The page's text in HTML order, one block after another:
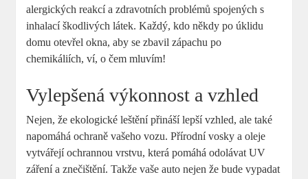
alergických reakcí a zdravotních problémů spojených s
inhalací škodlivých látek. Každý, kdo někdy po úklidu
domu otevřel okna, aby se zbavil zápachu po
chemikáliích, ví, o čem mluvím!
Vylepšená výkonnost a vzhled
Nejen, že ekologické leštění přináší lepší vzhled, ale také
napomáhá ochraně vašeho vozu. Přírodní vosky a oleje
vytvářejí ochrannou vrstvu, která pomáhá odolávat UV
záření a znečištění. Takže vaše auto nejen že bude vypadat